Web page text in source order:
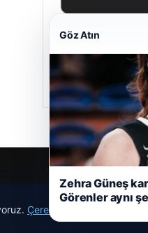
Hastaş Beton
05/26/2026
Çerez Politikamız
Göz Atın
Zehra Güneş
Görenler aynı